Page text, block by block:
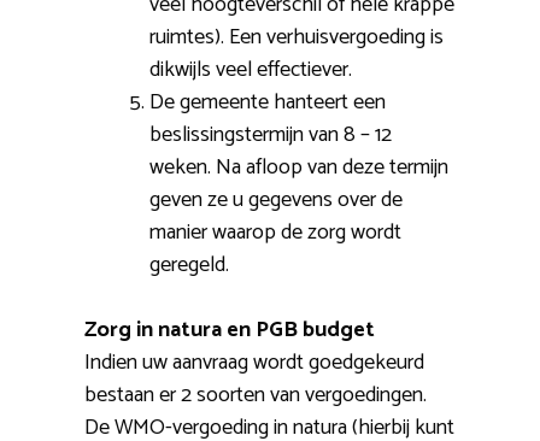
ruimtes). Een verhuisvergoeding is
dikwijls veel effectiever.
De gemeente hanteert een
beslissingstermijn van 8 – 12
weken. Na afloop van deze termijn
geven ze u gegevens over de
manier waarop de zorg wordt
geregeld.
Zorg in natura en PGB budget
Indien uw aanvraag wordt goedgekeurd
bestaan er 2 soorten van vergoedingen.
De WMO-vergoeding in natura (hierbij kunt